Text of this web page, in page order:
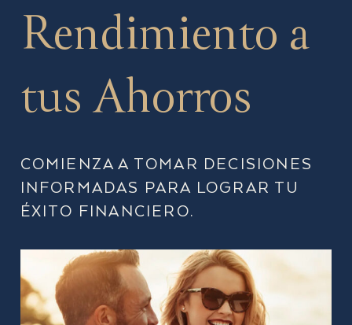
Rendimiento a
tus Ahorros
COMIENZA A TOMAR DECISIONES
INFORMADAS PARA LOGRAR TU
ÉXITO FINANCIERO.